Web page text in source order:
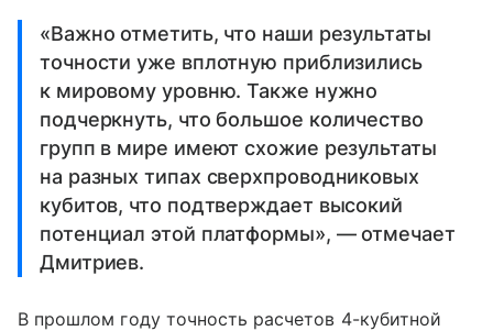
«Важно отметить, что наши результаты
точности уже вплотную приблизились
к мировому уровню. Также нужно
подчеркнуть, что большое количество
групп в мире имеют схожие результаты
на разных типах сверхпроводниковых
кубитов, что подтверждает высокий
потенциал этой платформы», — отмечает
Дмитриев.
В прошлом году точность расчетов 4-кубитной